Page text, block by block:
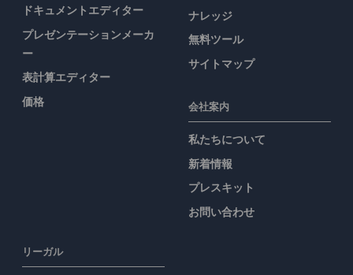
ドキュメントエディター
プレゼンテーションメーカ
ー
表計算エディター
価格
ナレッジ
無料ツール
サイトマップ
会社案内
私たちについて
新着情報
プレスキット
お問い合わせ
リーガル